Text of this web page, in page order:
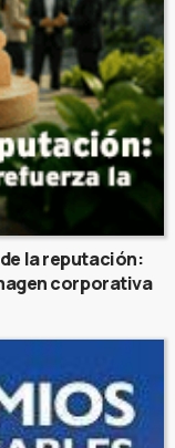
la reputación:
corporativa